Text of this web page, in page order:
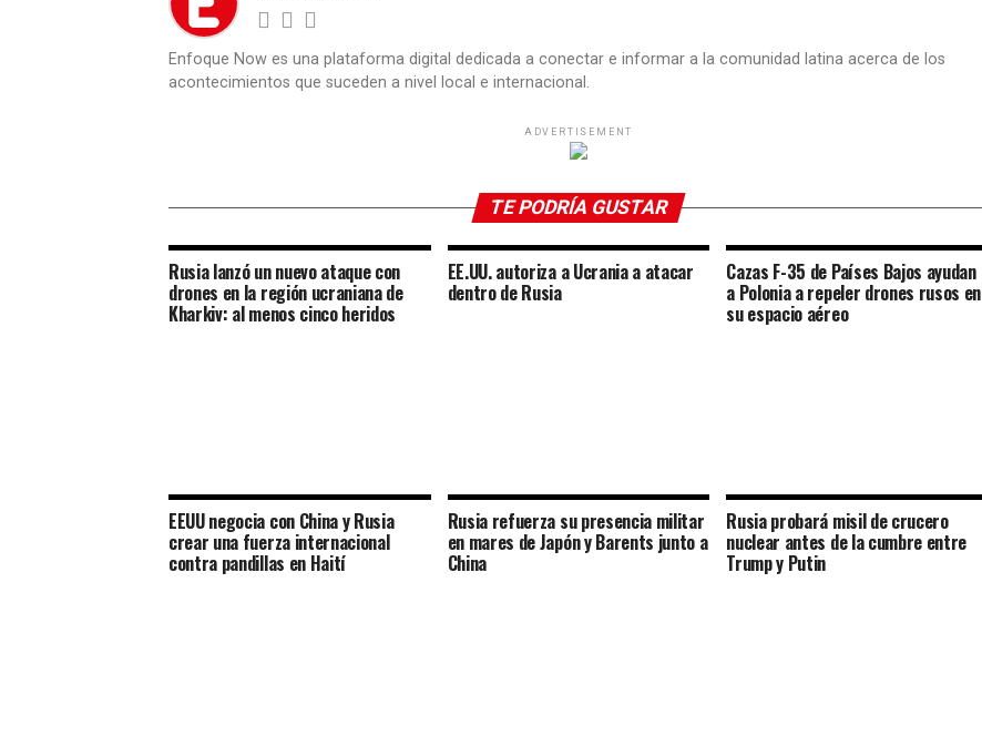
Enfoque Now es una plataforma digital dedicada a conectar e informar a la comunidad latina acerca de los
acontecimientos que suceden a nivel local e internacional.
ADVERTISEMENT
TE PODRÍA GUSTAR
Rusia lanzó un nuevo ataque con
drones en la región ucraniana de
Kharkiv: al menos cinco heridos
EE.UU. autoriza a Ucrania a atacar
dentro de Rusia
Cazas F-35 de Países Bajos ayudan
a Polonia a repeler drones rusos en
su espacio aéreo
EEUU negocia con China y Rusia
crear una fuerza internacional
contra pandillas en Haití
Rusia refuerza su presencia militar
en mares de Japón y Barents junto a
China
Rusia probará misil de crucero
nuclear antes de la cumbre entre
Trump y Putin